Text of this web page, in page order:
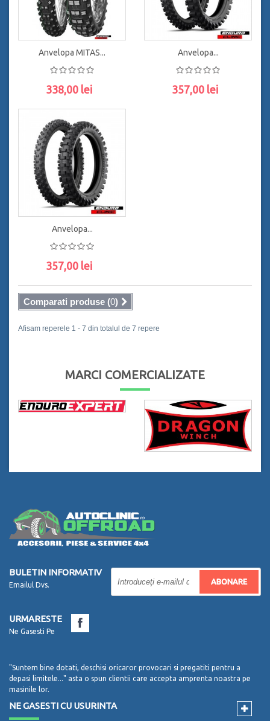
Anvelopa MITAS...
338,00 lei
ADAUGĂ ÎN COŞ
Anvelopa...
357,00 lei
Anvelopa...
357,00 lei
ADAUGĂ ÎN COŞ
Comparati produse (0)
Afisam reperele 1 - 7 din totalul de 7 repere
MARCI COMERCIALIZATE
BULETIN INFORMATIV
Emailul Dvs. ABONARE
URMARESTE
Ne Gasesti Pe
"Suntem bine dotati, deschisi oricaror provocari si pregatiti pentru a
depasi limitele..." asta o spun clientii care accepta amprenta noastra pe
masinile lor.
NE GASESTI CU USURINTA